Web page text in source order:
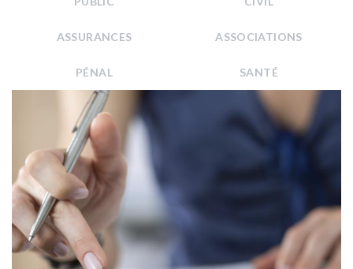
ASSURANCES ASSOCIATIONS
PÉNAL SANTÉ